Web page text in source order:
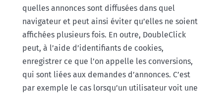
quelles annonces sont diffusées dans quel
navigateur et peut ainsi éviter qu’elles ne soient
affichées plusieurs fois. En outre, DoubleClick
peut, à l’aide d’identifiants de cookies,
enregistrer ce que l’on appelle les conversions,
qui sont liées aux demandes d’annonces. C’est
par exemple le cas lorsqu’un utilisateur voit une